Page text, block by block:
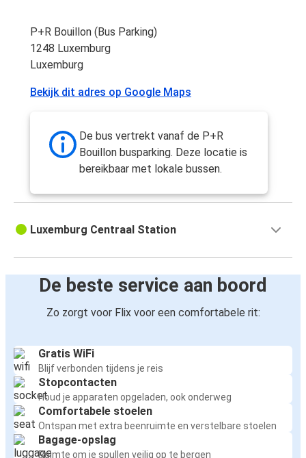
P+R Bouillon (Bus Parking)
1248 Luxemburg
Luxemburg
Bekijk dit adres op Google Maps
De bus vertrekt vanaf de P+R
Bouillon busparking. Deze locatie is
bereikbaar met lokale bussen.
Luxemburg Centraal Station
De beste service aan boord
Zo zorgt voor Flix voor een comfortabele rit:
Gratis WiFi
Blijf verbonden tijdens je reis
Stopcontacten
Houd je apparaten opgeladen, ook onderweg
Comfortabele stoelen
Ontspan met extra beenruimte en verstelbare stoelen
Bagage-opslag
Ruimte om je spullen veilig op te bergen